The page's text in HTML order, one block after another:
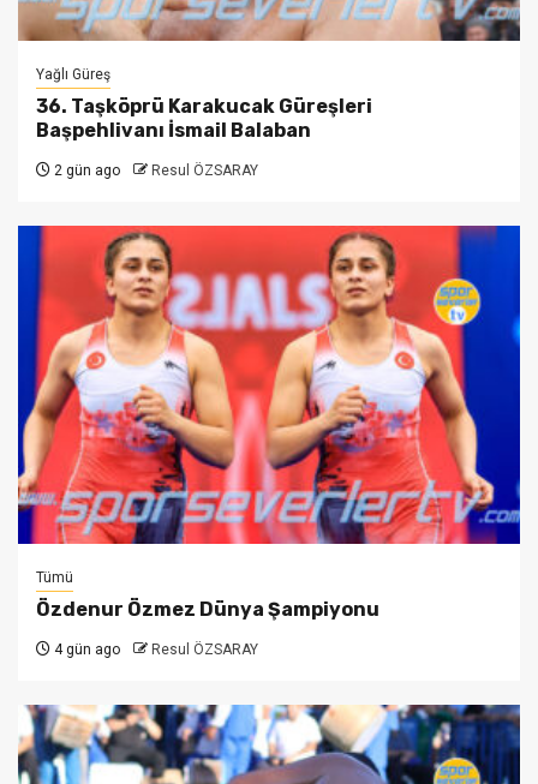
Yağlı Güreş
36. Taşköprü Karakucak Güreşleri
Başpehlivanı İsmail Balaban
2 gün ago Resul ÖZSARAY
Tümü
Özdenur Özmez Dünya Şampiyonu
4 gün ago Resul ÖZSARAY